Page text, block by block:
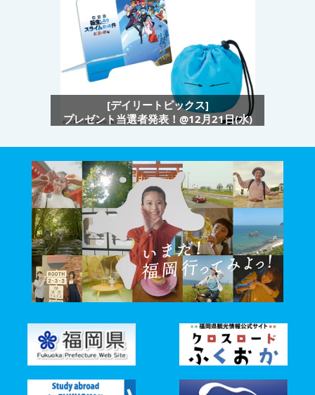
[デイリートピックス]
プレゼント当選者発表！@12月21日(水)